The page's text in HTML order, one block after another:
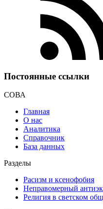
Постоянные ссылки
СОВА
Главная
О нас
Аналитика
Справочник
База данных
Разделы
Расизм и ксенофобия
Неправомерный
Религия в светском